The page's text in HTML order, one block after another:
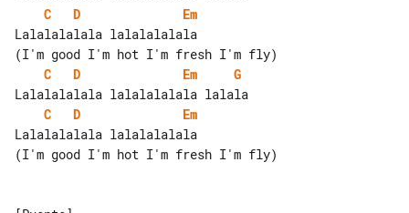
C
D
Em
Lalalalalala lalalalalala
C
D Em
G
C
D
Em
Lalalalalala lalalalalala
(I'm good I'm hot I'm fresh I'm fly)